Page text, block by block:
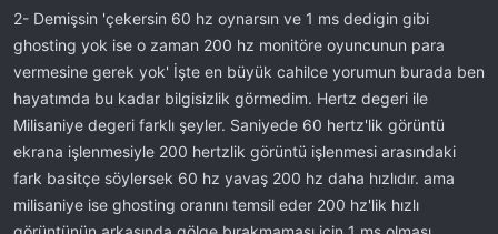
2- Demişsin 'çekersin 60 hz oynarsın ve 1 ms dedigin gibi
ghosting yok ise o zaman 200 hz monitöre oyuncunun para
vermesine gerek yok' İşte en büyük cahilce yorumun burada ben
hayatımda bu kadar bilgisizlik görmedim. Hertz degeri ile
Milisaniye degeri farklı şeyler. Saniyede 60 hertz'lik görüntü
ekrana işlenmesiyle 200 hertzlik görüntü işlenmesi arasındaki
fark basitçe söylersek 60 hz yavaş 200 hz daha hızlıdır. ama
milisaniye ise ghosting oranını temsil eder 200 hz'lik hızlı